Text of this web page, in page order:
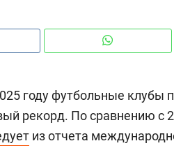
году футбольные клубы
рекорд. По сравнению с
из отчета
ГРУПП» и ВТБ
жилого
150
ID